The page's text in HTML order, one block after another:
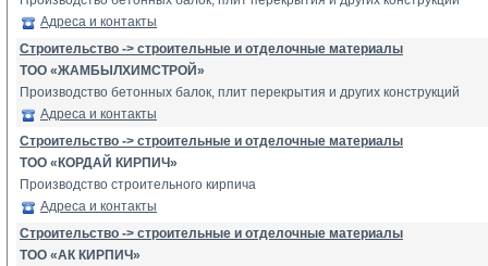
Адреса и контакты
Строительство -> строительные и отделочные материалы
ТОО «ЖАМБЫЛХИМСТРОЙ»
Производство бетонных балок, плит перекрытия и других конструкций
Адреса и контакты
Строительство -> строительные и отделочные материалы
ТОО «КОРДАЙ КИРПИЧ»
Производство строительного кирпича
Адреса и контакты
Строительство -> строительные и отделочные материалы
ТОО «АК КИРПИЧ»